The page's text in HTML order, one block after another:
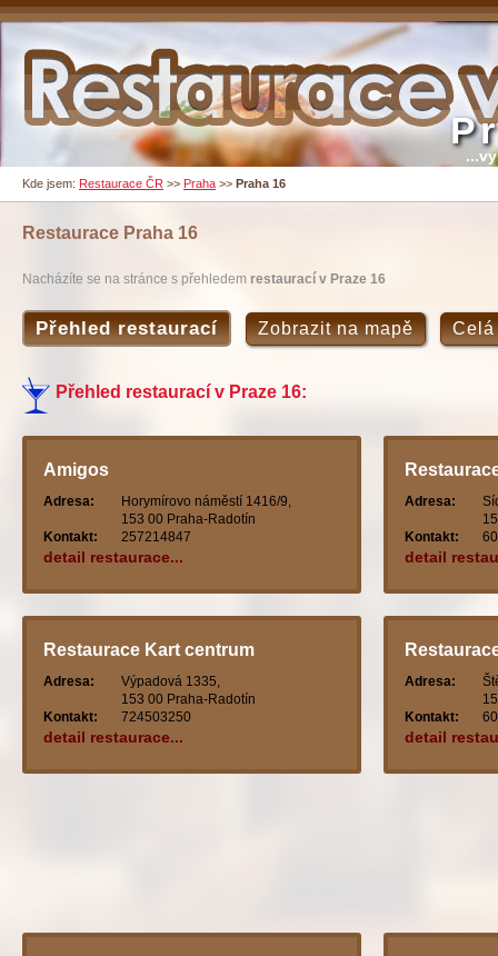
Kde jsem: Restaurace ČR >> Praha >> Praha 16
Restaurace Praha 16
Nacházíte se na stránce s přehledem restaurací v Praze 16
Přehled restaurací Zobrazit na mapě Celá
Přehled restaurací v Praze 16:
Amigos
Adresa:
Horymírovo náměstí 1416/9,
153 00 Praha-Radotín
Kontakt:
257214847
detail restaurace...
Adresa:
Kontakt:
detail
Restaurace Kart centrum
Adresa:
Výpadová 1335,
153 00 Praha-Radotín
Kontakt:
724503250
detail restaurace...
Adresa:
Kontakt:
detail